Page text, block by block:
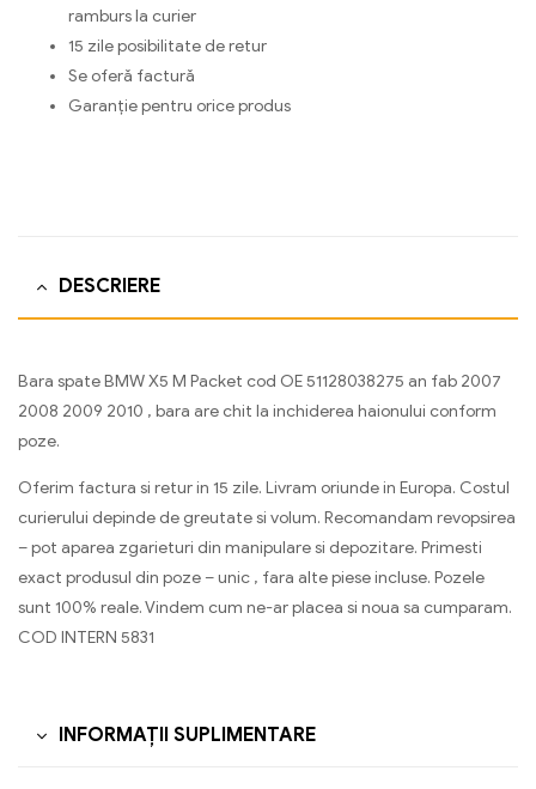
ramburs la curier
15 zile posibilitate de retur
Se oferă factură
Garanție pentru orice produs
DESCRIERE
Bara spate BMW X5 M Packet cod OE 51128038275 an fab 2007
2008 2009 2010 , bara are chit la inchiderea haionului conform
poze.
Oferim factura si retur in 15 zile. Livram oriunde in Europa. Costul
curierului depinde de greutate si volum. Recomandam revopsirea
– pot aparea zgarieturi din manipulare si depozitare. Primesti
exact produsul din poze – unic , fara alte piese incluse. Pozele
sunt 100% reale. Vindem cum ne-ar placea si noua sa cumparam.
COD INTERN 5831
INFORMAȚII SUPLIMENTARE